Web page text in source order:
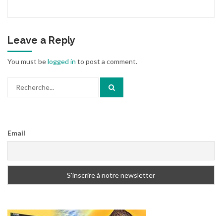
Leave a Reply
You must belogged in to post a comment.
Email